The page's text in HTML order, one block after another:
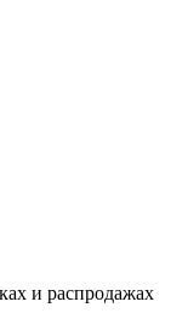
и распродажах